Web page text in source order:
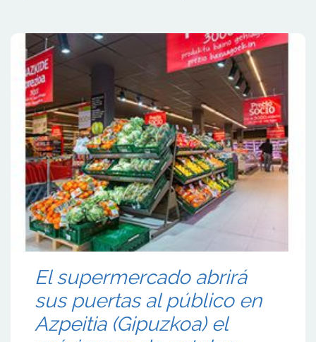
El supermercado abrirá
sus puertas al público en
Azpeitia (Gipuzkoa) el